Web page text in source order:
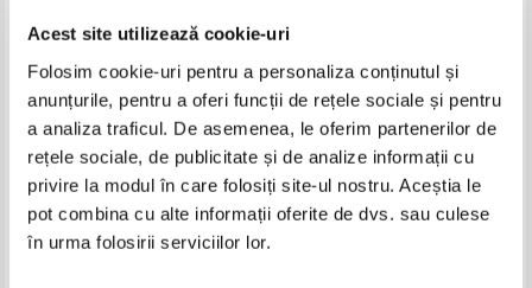
Acest site utilizează cookie-uri
Folosim cookie-uri pentru a personaliza conținutul și
anunțurile, pentru a oferi funcții de rețele sociale și pentru
a analiza traficul. De asemenea, le oferim partenerilor de
rețele sociale, de publicitate și de analize informații cu
privire la modul în care folosiți site-ul nostru. Aceștia le
pot combina cu alte informații oferite de dvs. sau culese
în urma folosirii serviciilor lor.
John Grisham - The testament
Pret:19,00Lei 11,40 Lei
Adaugă în coș
Claus Moller - Heart work
Pret:34,00Lei 13,60 Lei